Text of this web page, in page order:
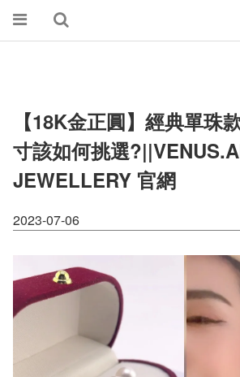
【18K金正圓】經典單珠
寸該如何挑選
JEWELLERY 官網
2023-07-06